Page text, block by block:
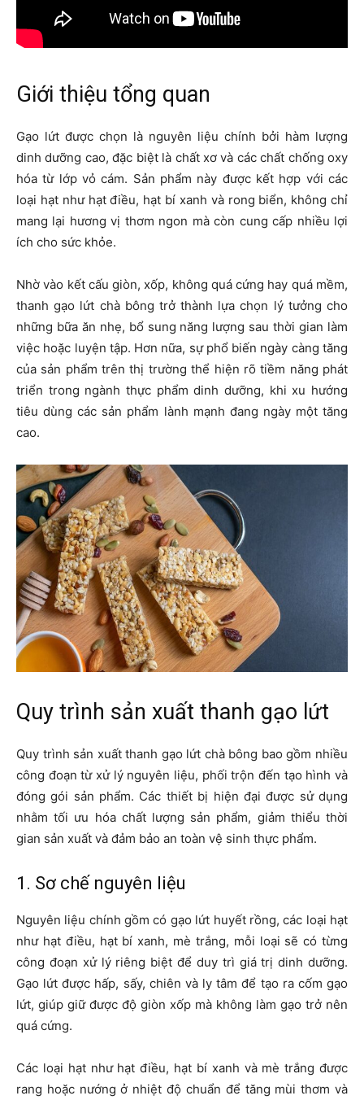
Giới thiệu tổng quan
Gạo lứt được chọn là nguyên liệu chính bởi hàm lượng
dinh dưỡng cao, đặc biệt là chất xơ và các chất chống oxy
hóa từ lớp vỏ cám. Sản phẩm này được kết hợp với các
loại hạt như hạt điều, hạt bí xanh và rong biển, không chỉ
mang lại hương vị thơm ngon mà còn cung cấp nhiều lợi
ích cho sức khỏe.
Nhờ vào kết cấu giòn, xốp, không quá cứng hay quá mềm,
thanh gạo lứt chà bông trở thành lựa chọn lý tưởng cho
những bữa ăn nhẹ, bổ sung năng lượng sau thời gian làm
việc hoặc luyện tập. Hơn nữa, sự phổ biến ngày càng tăng
của sản phẩm trên thị trường thể hiện rõ tiềm năng phát
triển trong ngành thực phẩm dinh dưỡng, khi xu hướng
tiêu dùng các sản phẩm lành mạnh đang ngày một tăng
cao.
Quy trình sản xuất thanh gạo lứt
Quy trình sản xuất thanh gạo lứt chà bông bao gồm nhiều
công đoạn từ xử lý nguyên liệu, phối trộn đến tạo hình và
đóng gói sản phẩm. Các thiết bị hiện đại được sử dụng
nhằm tối ưu hóa chất lượng sản phẩm, giảm thiểu thời
gian sản xuất và đảm bảo an toàn vệ sinh thực phẩm.
1. Sơ chế nguyên liệu
Nguyên liệu chính gồm có gạo lứt huyết rồng, các loại hạt
như hạt điều, hạt bí xanh, mè trắng, mỗi loại sẽ có từng
công đoạn xử lý riêng biệt để duy trì giá trị dinh dưỡng.
Gạo lứt được hấp, sấy, chiên và ly tâm để tạo ra cốm gạo
lứt, giúp giữ được độ giòn xốp mà không làm gạo trở nên
quá cứng.
Các loại hạt như hạt điều, hạt bí xanh và mè trắng được
rang hoặc nướng ở nhiệt độ chuẩn để tăng mùi thơm và